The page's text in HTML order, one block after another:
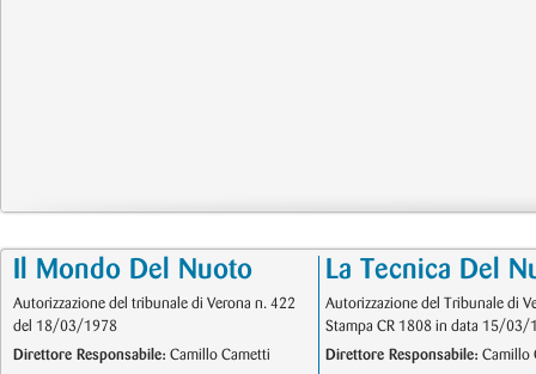
Il Mondo Del Nuoto
Autorizzazione del tribunale di Verona n. 422
del 18/03/1978
Direttore Responsabile: Camillo Cametti
La Tecnica Del
Autorizzazione del Tribunale di
Stampa CR 1808 in data 15/03/
Direttore Responsabile: Camillo